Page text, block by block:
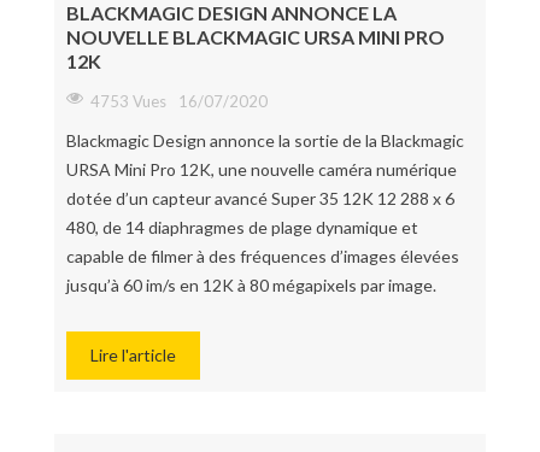
BLACKMAGIC DESIGN ANNONCE LA
NOUVELLE BLACKMAGIC URSA MINI PRO
12K
4753 Vues 16/07/2020
Blackmagic Design annonce la sortie de la Blackmagic
URSA Mini Pro 12K, une nouvelle caméra numérique
dotée d’un capteur avancé Super 35 12K 12 288 x 6
480, de 14 diaphragmes de plage dynamique et
capable de filmer à des fréquences d’images élevées
jusqu’à 60 im/s en 12K à 80 mégapixels par image.
Lire l'article